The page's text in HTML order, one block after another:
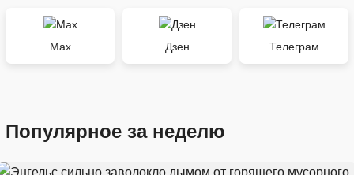
Max Дзен Телеграм
Популярное за неделю